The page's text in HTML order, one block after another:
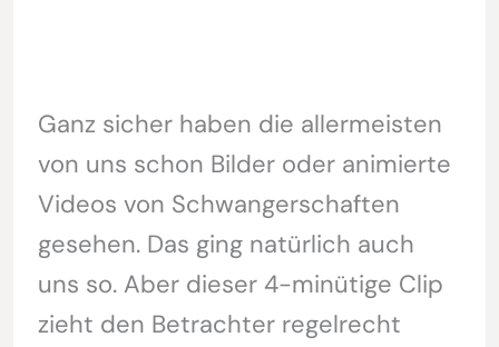
Ganz sicher haben die allermeisten
von uns schon Bilder oder animierte
Videos von Schwangerschaften
gesehen. Das ging natürlich auch
uns so. Aber dieser 4-minütige Clip
zieht den Betrachter regelrecht